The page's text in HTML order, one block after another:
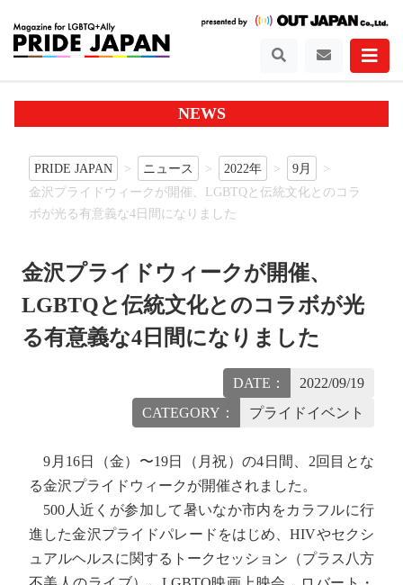
NEWS
PRIDE JAPAN ニュース 2022年
9月
金沢プライドウィークが開催、LGBTQと伝統文化とのコラ
ボが光る有意義な4日間になりました
金沢プライドウィークが開催、
LGBTQと伝統文化とのコラボが光
る有意義な4日間になりました
DATE：
2022/09/19
CATEGORY：
プライドイベント
9月16日（金）〜19日（月祝）の4日間、2回目とな
る金沢プライドウィークが開催されました。
500人近くが参加して暑いなか市内をカラフルに行
進した金沢プライドパレードをはじめ、HIVやセクシ
ュアルヘルスに関するトークセッション（プラス八方